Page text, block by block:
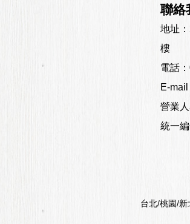
聯絡
地址：
樓
電話：
E-
營業
統一
台北/桃園/